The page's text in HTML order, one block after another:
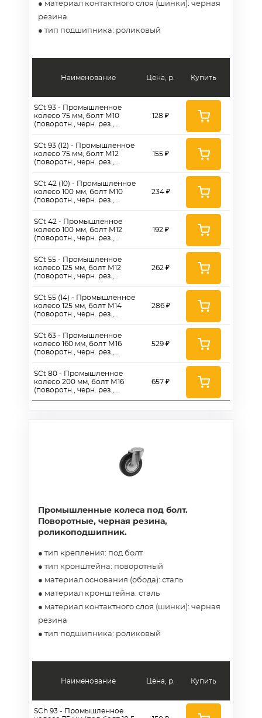
● материал контактного слоя (шинки): черная
резина
● тип подшипника: роликовый
Наименование
SCt 93 - Промышленное
колесо 75 мм, болт М10
(поворотн., черн. рез.,
SCt 93 (12) - Промышленное
колесо 75 мм, болт М12
(поворотн., черн. рез.,
SCt 42 (10) - Промышленное
колесо 100 мм, болт М10
(поворотн., черн. рез.,
SCt 42 - Промышленное
колесо 100 мм, болт М12
(поворотн., черн. рез.,
SCt 55 - Промышленное
колесо 125 мм, болт М12
(поворотн., черн. рез.,
SCt 55 (14) - Промышленное
колесо 125 мм, болт М14
(поворотн., черн. рез.,
SCt 63 - Промышленное
колесо 160 мм, болт М16
(поворотн., черн. рез.,
SCt 80 - Промышленное
колесо 200 мм, болт М16
(поворотн., черн. рез.,
Цена, р.
128 ₽
155 ₽
234 ₽
192 ₽
262 ₽
286 ₽
529 ₽
657 ₽
Купить
Промышленные колеса под болт.
Поворотные, черная резина,
роликоподшипник.
● тип крепления: под болт
● тип кронштейна: поворотный
● материал основания (обода): сталь
● материал кронштейна: сталь
● материал контактного слоя (шинки): черная
резина
● тип подшипника: роликовый
Наименование
SCh 93 - Промышленное
Цена, р. Купить